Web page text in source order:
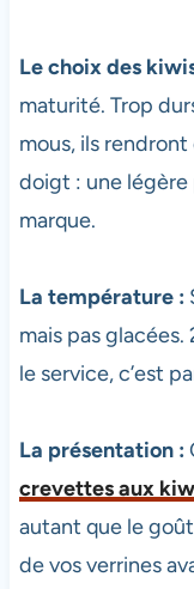
Le choix des
maturité. Trop
mous, ils
doigt : une
marque.
La température :
mais pas
le service, c’est
La présentation :
crevettes aux
autant que le
de vos verrines